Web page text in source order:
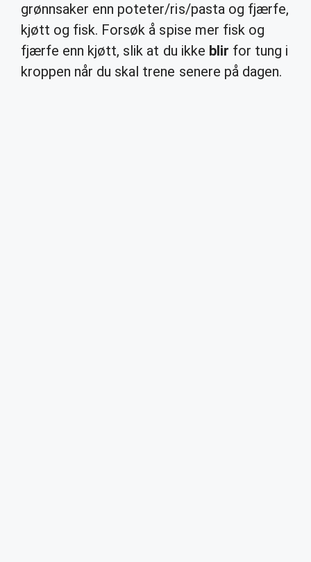
grønnsaker enn poteter/ris/pasta og fjærfe,
kjøtt og fisk. Forsøk å spise mer fisk og
fjærfe enn kjøtt, slik at du ikke blir for tung i
kroppen når du skal trene senere på dagen.